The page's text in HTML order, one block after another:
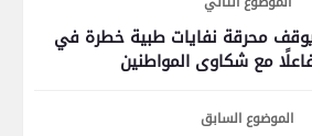
محرقة نفايات طبية خطرة في
مع شكاوى المواطنين
الموضوع السابق